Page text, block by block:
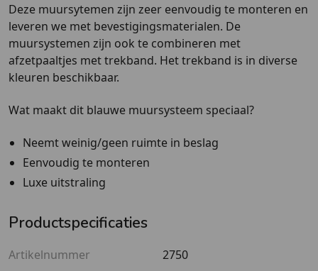
Deze muursytemen zijn zeer eenvoudig te monteren en
leveren we met bevestigingsmaterialen. De
muursystemen zijn ook te combineren met
afzetpaaltjes met trekband. Het trekband is in diverse
kleuren beschikbaar.
Wat maakt dit blauwe muursysteem speciaal?
Neemt weinig/geen ruimte in beslag
Eenvoudig te monteren
Luxe uitstraling
Productspecificaties
Artikelnummer
2750